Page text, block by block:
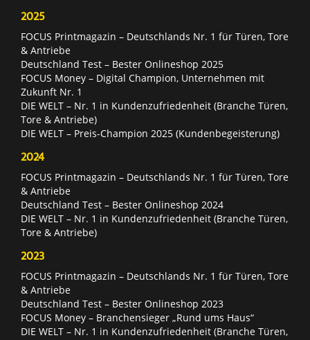
2025
FOCUS Printmagazin – Deutschlands Nr. 1 für Türen, Tore
& Antriebe
Deutschland Test – Bester Onlineshop 2025
FOCUS Money – Digital Champion, Unternehmen mit
Zukunft Nr. 1
DIE WELT – Nr. 1 in Kundenzufriedenheit (Branche Türen,
Tore & Antriebe)
DIE WELT – Preis-Champion 2025 (Kundenbegeisterung)
2024
FOCUS Printmagazin – Deutschlands Nr. 1 für Türen, Tore
& Antriebe
Deutschland Test – Bester Onlineshop 2024
DIE WELT – Nr. 1 in Kundenzufriedenheit (Branche Türen,
Tore & Antriebe)
2023
FOCUS Printmagazin – Deutschlands Nr. 1 für Türen, Tore
& Antriebe
Deutschland Test – Bester Onlineshop 2023
FOCUS Money – Branchensieger „Rund ums Haus“
DIE WELT – Nr. 1 in Kundenzufriedenheit (Branche Türen,